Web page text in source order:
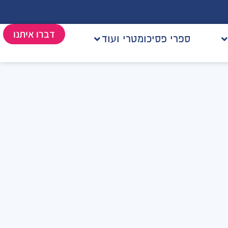
ספרי פסיכומטרי ועוד דברו איתנו